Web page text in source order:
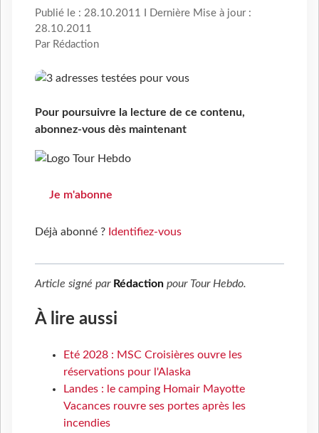
Publié le : 28.10.2011 I Dernière Mise à jour :
28.10.2011
Par Rédaction
Pour poursuivre la lecture de ce contenu,
abonnez-vous dès maintenant
Je m'abonne
Déjà abonné ? Identifiez-vous
Article signé par Rédaction pour Tour Hebdo.
À lire aussi
Eté 2028 : MSC Croisières ouvre les
réservations pour l'Alaska
Landes : le camping Homair Mayotte
Vacances rouvre ses portes après les
incendies